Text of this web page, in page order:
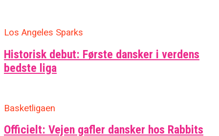
Los Angeles Sparks
Historisk debut: Første dansker i verdens
bedste liga
Basketligaen
Officielt: Vejen gafler dansker hos Rabbits